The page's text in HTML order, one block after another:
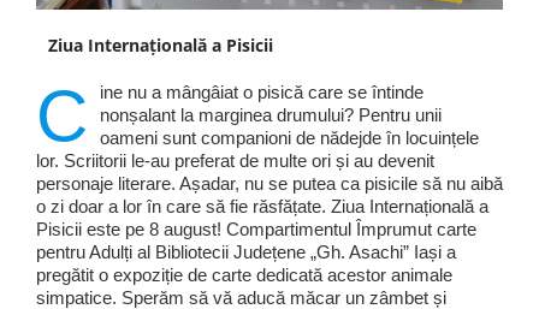
Ziua Internațională a Pisicii
C
ine nu a mângâiat o pisică care se întinde
nonșalant la marginea drumului? Pentru unii
oameni sunt companioni de nădejde în locuințele
lor. Scriitorii le-au preferat de multe ori și au devenit
personaje literare. Așadar, nu se putea ca pisicile să nu aibă
o zi doar a lor în care să fie răsfățate. Ziua Internațională a
Pisicii este pe 8 august! Compartimentul Împrumut carte
pentru Adulți al Bibliotecii Județene „Gh. Asachi” Iași a
pregătit o expoziție de carte dedicată acestor animale
simpatice. Sperăm să vă aducă măcar un zâmbet și